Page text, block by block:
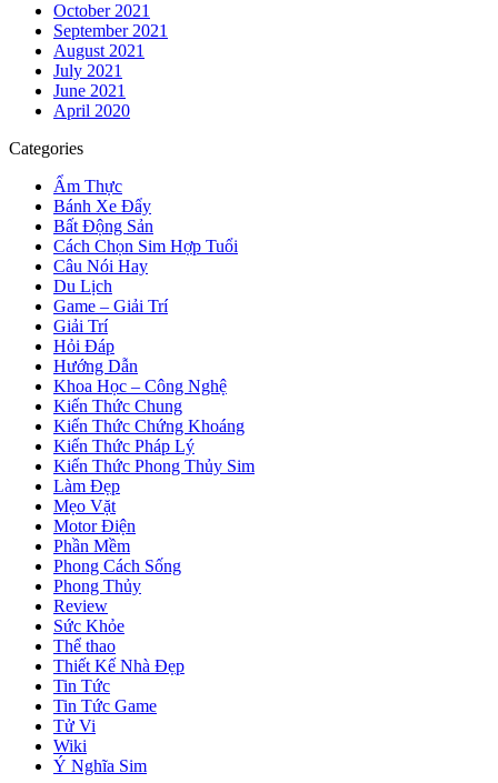
October 2021
September 2021
August 2021
July 2021
June 2021
April 2020
Categories
Ẩm Thực
Bánh Xe Đẩy
Bất Động Sản
Cách Chọn Sim Hợp Tuổi
Câu Nói Hay
Du Lịch
Game – Giải Trí
Giải Trí
Hỏi Đáp
Hướng Dẫn
Khoa Học – Công Nghệ
Kiến Thức Chung
Kiến Thức Chứng Khoáng
Kiến Thức Pháp Lý
Kiến Thức Phong Thủy Sim
Làm Đẹp
Mẹo Vặt
Motor Điện
Phần Mềm
Phong Cách Sống
Phong Thủy
Review
Sức Khỏe
Thể thao
Thiết Kế Nhà Đẹp
Tin Tức
Tin Tức Game
Tử Vi
Wiki
Ý Nghĩa Sim